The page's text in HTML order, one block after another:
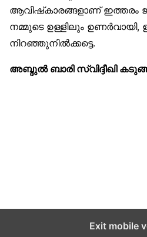
ആവിഷ്‌കാരങ്ങളാണ് ഇത്തരം
നമ്മുടെ ഉള്ളിലും
നിറഞ്ഞുനിൽക്കട്ടെ.
അബ്ദുൽ ബാരി സ്വിദ്ദീഖി
Exit mobile